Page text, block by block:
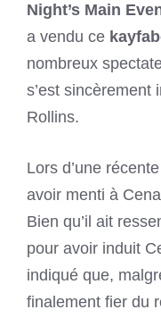
Night’s Main
a vendu ce
nombreux
s’est sincèrement
Rollins.
Lors d’une
avoir menti à
Bien qu’il ait
pour avoir induit
indiqué que,
finalement fier du